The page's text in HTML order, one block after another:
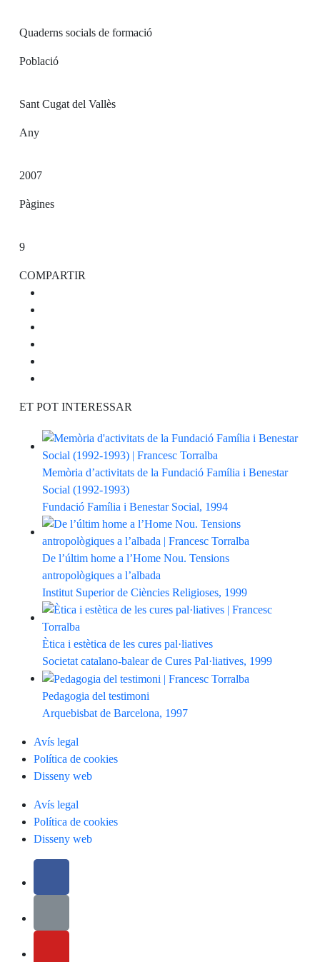
Quaderns socials de formació
Població
Sant Cugat del Vallès
Any
2007
Pàgines
9
COMPARTIR
ET POT INTERESSAR
Memòria d’activitats de la Fundació Família i Benestar
Social (1992-1993)
Fundació Família i Benestar Social, 1994
De l’últim home a l’Home Nou. Tensions
antropològiques a l’albada
Institut Superior de Ciències Religioses, 1999
Ètica i estètica de les cures pal·liatives
Societat catalano-balear de Cures Pal·liatives, 1999
Pedagogia del testimoni
Arquebisbat de Barcelona, 1997
Avís legal
Política de cookies
Disseny web
Avís legal
Política de cookies
Disseny web